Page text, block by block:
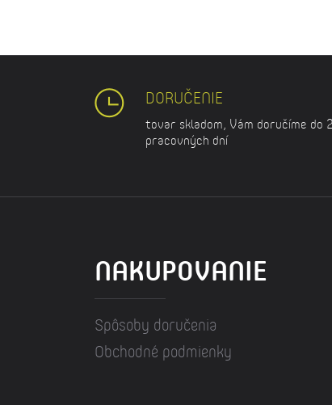
DORUČENIE
tovar skladom, Vám doručíme do
pracovných dní
NAKUPOVANIE
Spôsoby doručenia
Obchodné podmienky